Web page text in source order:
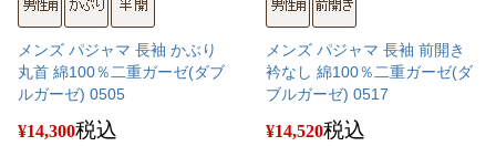
メンズ パジャマ 長袖 かぶり
丸首 綿100％二重ガーゼ(ダブ
ルガーゼ) 0505
¥14,300税込
メンズ パジャマ 長袖 前開き
衿なし 綿100％二重ガーゼ(ダ
ブルガーゼ) 0517
¥14,520税込